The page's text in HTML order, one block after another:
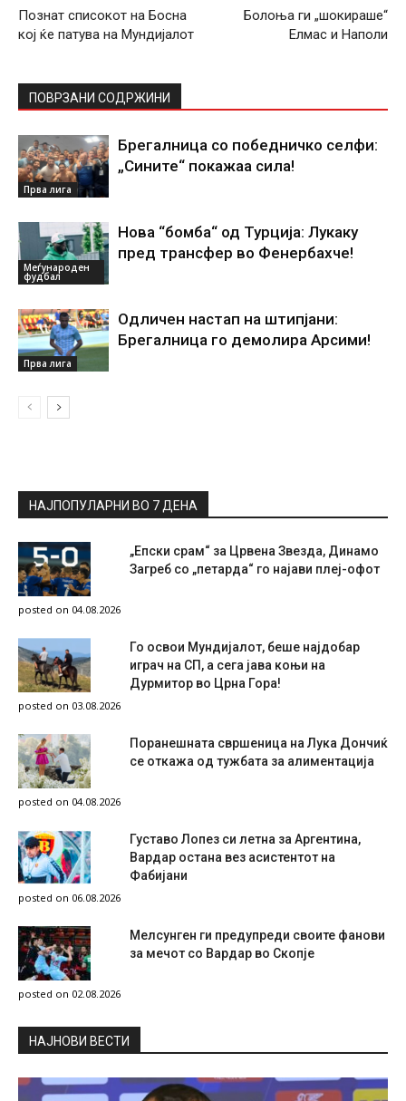
Познат списокот на Босна
кој ќе патува на Мундијалот
Болоња ги „шокираше“
Елмас и Наполи
ПОВРЗАНИ СОДРЖИНИ
Прва лига
Брегалница со победничко селфи:
„Сините“ покажаа сила!
Меѓународен
фудбал
Нова “бомба“ од Турција: Лукаку
пред трансфер во Фенербахче!
Прва лига
Одличен настап на штипјани:
Брегалница го демолира Арсими!
НАЈПОПУЛАРНИ ВО 7 ДЕНА
„Епски срам“ за Црвена Звезда, Динамо
Загреб со „петарда“ го најави плеј-офот
posted on 04.08.2026
Го освои Мундијалот, беше најдобар
играч на СП, а сега јава коњи на
Дурмитор во Црна Гора!
posted on 03.08.2026
Поранешната свршеница на Лука Дончиќ
се откажа од тужбата за алиментација
posted on 04.08.2026
Густаво Лопез си летна за Аргентина,
Вардар остана вез асистентот на
Фабијани
posted on 06.08.2026
Мелсунген ги предупреди своите фанови
за мечот со Вардар во Скопје
posted on 02.08.2026
НAЈНОВИ ВЕСТИ